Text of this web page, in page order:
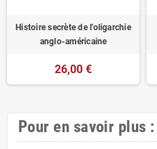
Histoire secrète de l'oligarchie
anglo-américaine
26,00 €
Pour en savoir plus :